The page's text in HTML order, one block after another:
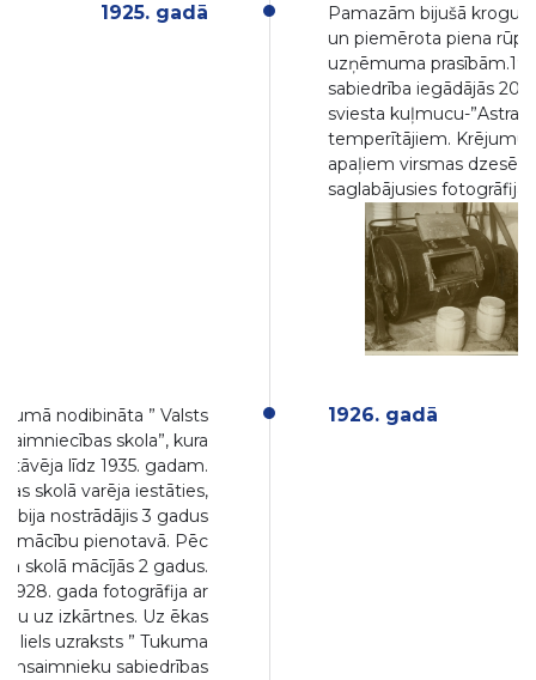
1925. gadā
Pamazām bijušā krogus
un piemērota piena
uzņēmuma
sabiedrība iegādājās
sviesta kuļmucu-”Astra”
temperītājiem. Krējumu
apaļiem virsmas
saglabājusies fotogrāfija).
1926. gadā
nodibināta ” Valsts
skola”, kura
līdz 1935. gadam.
skolā varēja iestāties,
bija nostrādājis 3 gadus
mācību pienotavā. Pēc
skolā mācījās 2 gadus.
1928. gada fotogrāfija ar
uz izkārtnes. Uz ēkas
liels uzraksts ” Tukuma
sabiedrības